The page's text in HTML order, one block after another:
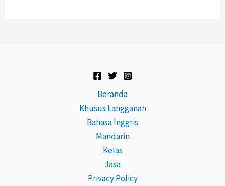
Beranda
Khusus Langganan
Bahasa Inggris
Mandarin
Kelas
Jasa
Privacy Policy